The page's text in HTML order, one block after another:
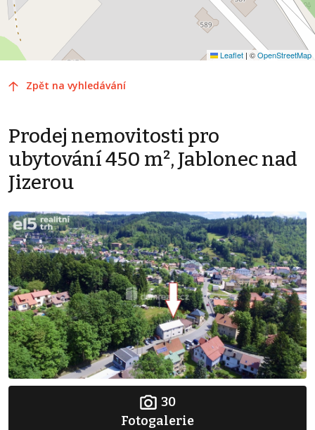
Leaflet | ©OpenStreetMap
Zpět na vyhledávání
Prodej nemovitosti pro
ubytování 450 m², Jablonec nad
Jizerou
30
Fotogalerie